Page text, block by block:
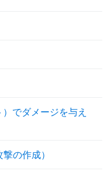
でダメージを与え
の作成）